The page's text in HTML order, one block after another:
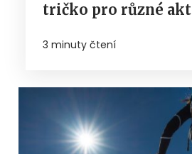
tričko pro různé
3 minuty čtení